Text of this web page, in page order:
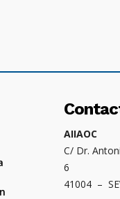
AIIAOC
C/ Dr.
6
41004 –